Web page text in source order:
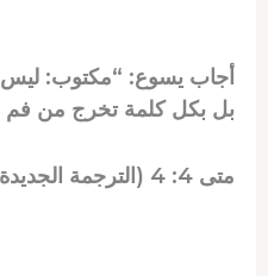
أجاب يسوع: “مكتوب: ليس
بل بكل كلمة تخرج من فم
متى 4: 4 (الترجمة الجديدة)